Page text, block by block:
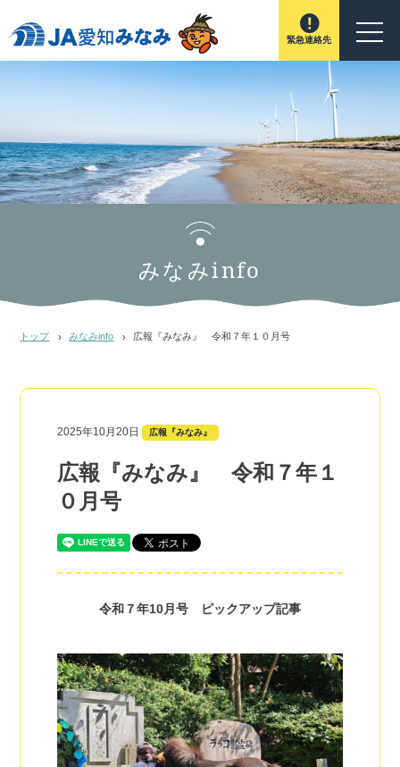
緊急連絡先
みなみinfo
トップ みなみinfo 広報『みなみ』 令和７年１０月号
2025年10月20日 広報『みなみ』
広報『みなみ』 令和７年１
０月号
令和７年10月号 ピックアップ記事